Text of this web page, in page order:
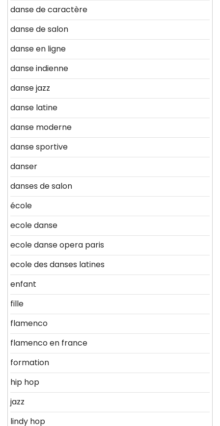
danse de caractère
danse de salon
danse en ligne
danse indienne
danse jazz
danse latine
danse moderne
danse sportive
danser
danses de salon
école
ecole danse
ecole danse opera paris
ecole des danses latines
enfant
fille
flamenco
flamenco en france
formation
hip hop
jazz
lindy hop